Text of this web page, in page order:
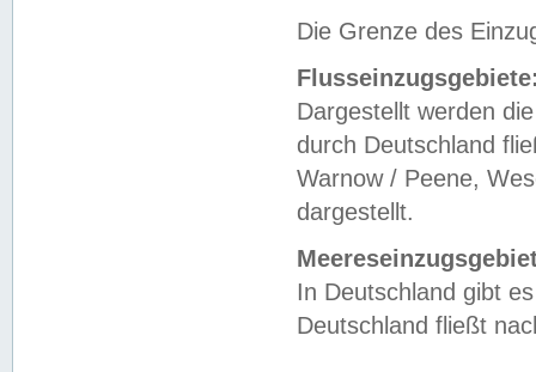
Die Grenze des
Dargestellt werden
durch Deutschland
Warnow / Peene,
dargestellt.
In Deutschland gibt
Deutschland fließt